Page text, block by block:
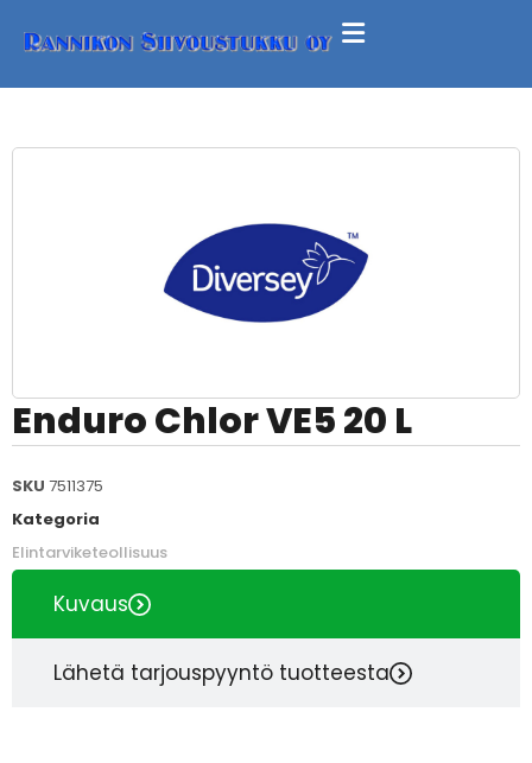
Enduro Chlor VE5 20 L
SKU 7511375
Kategoria
Elintarviketeollisuus
Kuvaus
Lähetä tarjouspyyntö tuotteesta